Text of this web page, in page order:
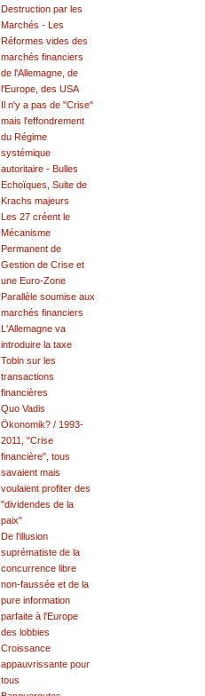
Destruction par les
Marchés - Les
Réformes vides des
marchés financiers
de l'Allemagne, de
l'Europe, des USA
Il n'y a pas de "Crise"
mais l'effondrement
du Régime
systémique
autoritaire - Bulles
Echoïques, Suite de
Krachs majeurs
Les 27 créent le
Mécanisme
Permanent de
Gestion de Crise et
une Euro-Zone
Parallèle soumise aux
marchés financiers
L'Allemagne va
introduire la taxe
Tobin sur les
transactions
financières
Quo Vadis
Ökonomik? / 1993-
2011, "Crise
financière", tous
savaient mais
voulaient profiter des
"dividendes de la
paix"
De l'illusion
suprématiste de la
concurrence libre
non-faussée et de la
pure information
parfaite à l'Europe
des lobbies
Croissance
appauvrissante pour
tous